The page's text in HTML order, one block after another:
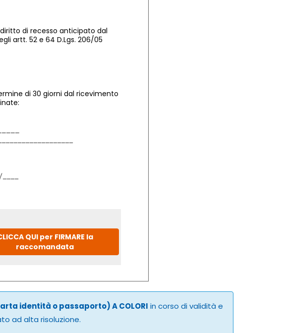
di recesso anticipato dal
artt. 52 e 64 D.Lgs. 206/05
di 30 giorni dal ricevimento
QUI per FIRMARE la
raccomandata
identità o passaporto) A COLORI in corso di validità e
ad alta risoluzione.